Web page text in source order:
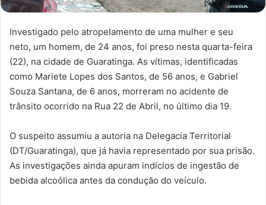
Investigado pelo atropelamento de uma mulher e seu
neto, um homem, de 24 anos, foi preso nesta quarta-feira
(22), na cidade de Guaratinga. As vítimas, identificadas
como Mariete Lopes dos Santos, de 56 anos, e Gabriel
Souza Santana, de 6 anos, morreram no acidente de
trânsito ocorrido na Rua 22 de Abril, no último dia 19.
O suspeito assumiu a autoria na Delegacia Territorial
(DT/Guaratinga), que já havia representado por sua prisão.
As investigações ainda apuram indícios de ingestão de
bebida alcoólica antes da condução do veículo.